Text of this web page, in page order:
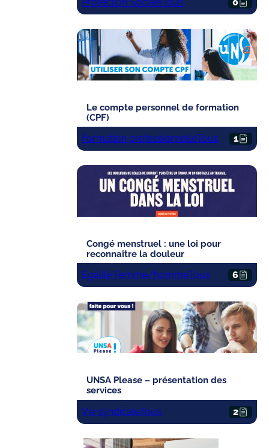
Le compte personnel de formation
(CPF)
Formation professionnelleTous 1
Congé menstruel : une loi pour
reconnaître la douleur
Egalité Femme/hommeTous 6
UNSA Please – présentation des
services
Vie syndicaleTous 2